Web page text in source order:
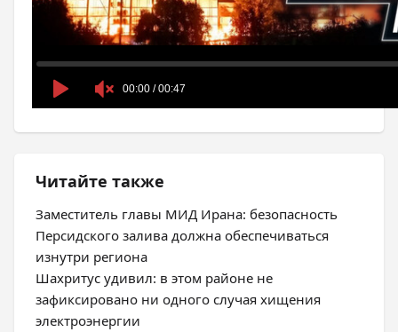
Читайте также
Заместитель главы МИД Ирана: безопасность
Персидского залива должна обеспечиваться
изнутри региона
Шахритус удивил: в этом районе не
зафиксировано ни одного случая хищения
электроэнергии